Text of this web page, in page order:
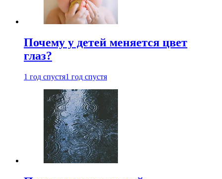
Почему у детей меняется цвет
глаз?
1 год спустя1 год спустя